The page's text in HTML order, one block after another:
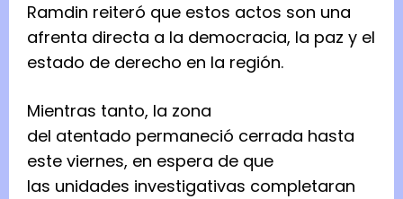
Ramdin reiteró que estos actos son una
afrenta directa a la democracia, la paz y el
estado de derecho en la región.
Mientras tanto, la zona
del atentado permaneció cerrada hasta
este viernes, en espera de que
las unidades investigativas completaran